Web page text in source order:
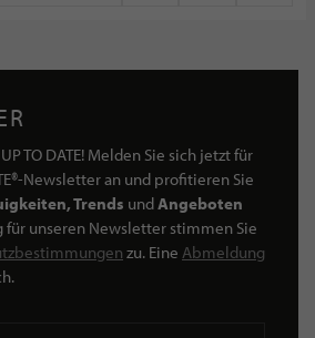
TO DATE! Melden Sie sich jetzt für
Newsletter an und profitieren Sie
Trends undAngeboten
unseren Newsletter stimmen Sie
zu. Eine Abmeldung